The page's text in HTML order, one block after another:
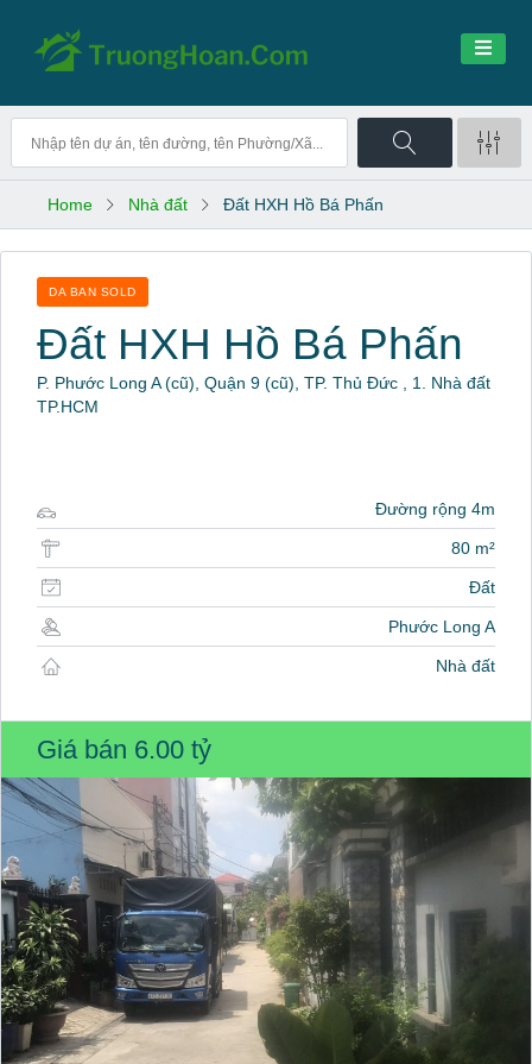
Home Nhà đất Đất HXH Hồ Bá Phấn
DA BAN SOLD
Đất HXH Hồ Bá Phấn
P. Phước Long A (cũ), Quận 9 (cũ), TP. Thủ Đức , 1. Nhà đất
TP.HCM
Đường rộng 4m
80 m²
Đất
Phước Long A
Nhà đất
Giá bán 6.00 tỷ